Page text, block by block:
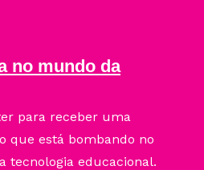
no mundo da
para receber uma
que está bombando no
tecnologia educacional.